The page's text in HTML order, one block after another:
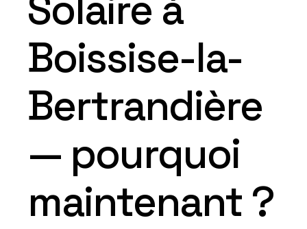
Boissise-la-
Bertrandière
— pourquoi
maintenant ?